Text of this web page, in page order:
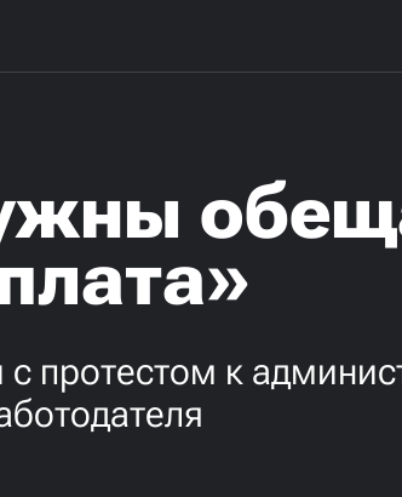
протестом к